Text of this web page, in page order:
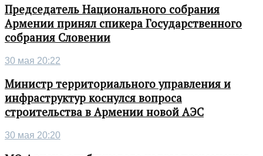
Председатель Национального собрания
Армении принял спикера Государственного
собрания Словении
30 мая 20:22
Министр территориального управления и
инфраструктур коснулся вопроса
строительства в Армении новой АЭС
30 мая 20:20